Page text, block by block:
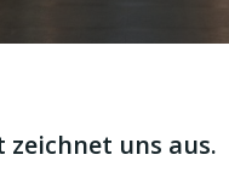
uns aus.